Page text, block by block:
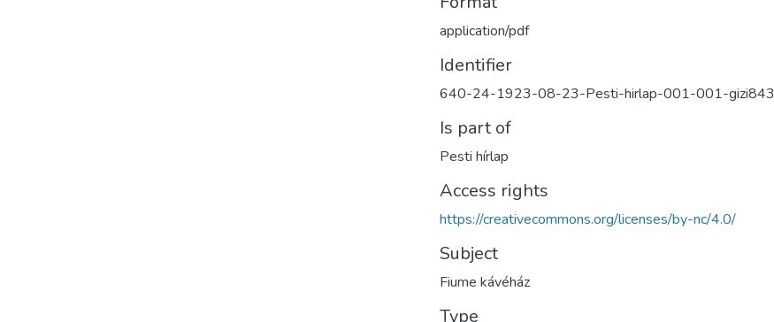
application/pdf
Identifier
640-24-1923-08-23-Pesti-hirlap-001-001-gizi843
Is part of
Pesti hírlap
Access rights
https://creativecommons.org/licenses/by-nc/4.0/
Subject
Fiume kávéház
Type